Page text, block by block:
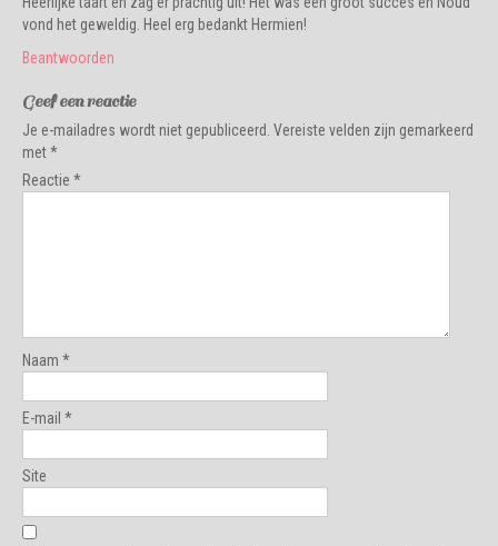
vond het geweldig. Heel erg bedankt Hermien!
Beantwoorden
Geef een reactie
Je e-mailadres wordt niet gepubliceerd. Vereiste velden zijn gemarkeerd
met*
Reactie *
Naam *
E-mail *
Site